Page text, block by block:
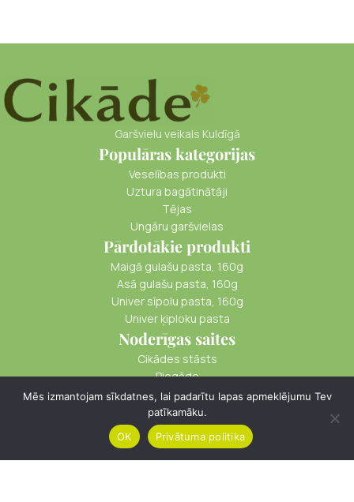
Garšvielu veikals Kuldīgā
Populāras kategorijas
Veselības produkti
Uztura bagātinātāji
Tējas
Ungāru garšvielas
Pārdotākie produkti
Maigā gulašu pasta, 160g
Asā gulašu pasta, 160g
Univer sīpolu pasta, 160g
Univer ķiploku pasta
Noderīgas saites
Cikādes stāsts
Piegāde
Apmaksa
Kā iepirkties
© cikade.lv
Mēs izmantojam sīkdatnes, lai padarītu lapas apmeklējumu Tev
patīkamāku.
OK
Privātuma politika